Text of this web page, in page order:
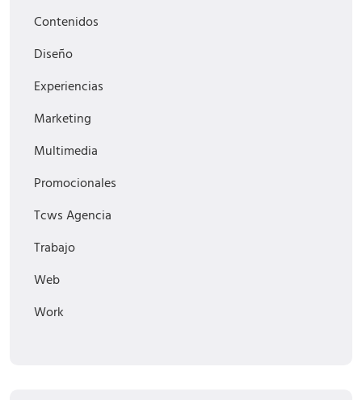
Contenidos
Diseño
Experiencias
Marketing
Multimedia
Promocionales
Tcws Agencia
Trabajo
Web
Work